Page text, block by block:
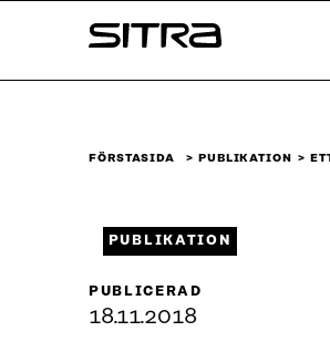
↓
Sitra
FÖRSTASIDA PUBLIKATION
PUBLIKATION
PUBLICERAD
18.11.2018